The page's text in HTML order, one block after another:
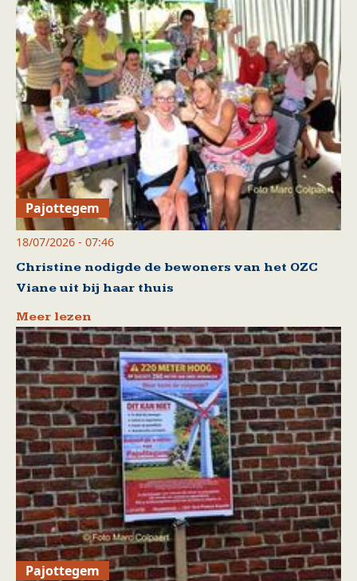
Pajottegem
18/07/2026 - 07:46
Christine nodigde de bewoners van het OZC
Viane uit bij haar thuis
Meer lezen
Pajottegem